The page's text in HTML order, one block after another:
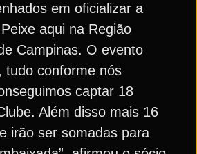
em oficializar a
aqui na Região
Campinas. O evento
tudo conforme nós
captar 18
Além disso mais 16
irão ser somadas para